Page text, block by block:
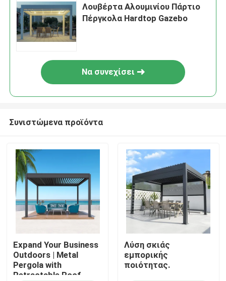
Λουβέρτα Αλουμινίου Πάρτιο
Πέργκολα Hardtop Gazebo
Να συνεχίσει
Συνιστώμενα προϊόντα
Expand Your Business
Outdoors | Metal
Pergola with
Retractable Roof
Λύση σκιάς
εμπορικής
ποιότητας.